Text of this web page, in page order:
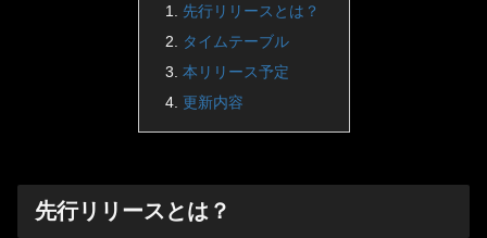
先行リリースとは？
タイムテーブル
本リリース予定
更新内容
先行リリースとは？